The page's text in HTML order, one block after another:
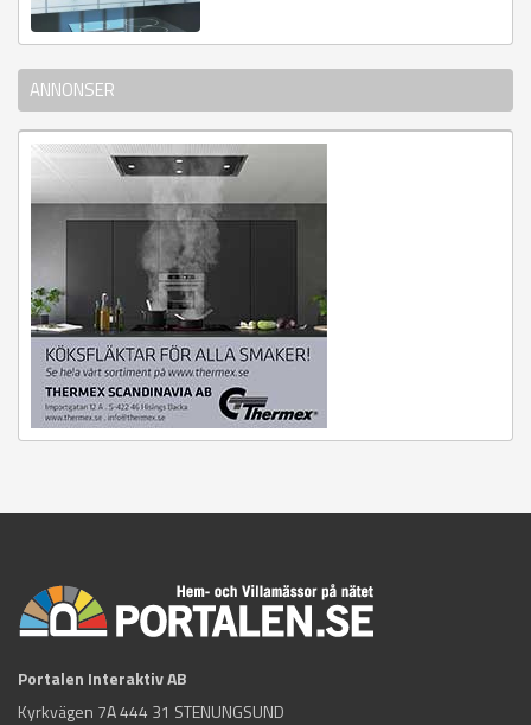
ANNONSER
Portalen Interaktiv AB
Kyrkvägen 7A 444 31 STENUNGSUND